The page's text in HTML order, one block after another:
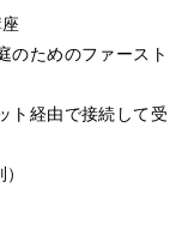
座
のためのファースト
ト経由で接続して受